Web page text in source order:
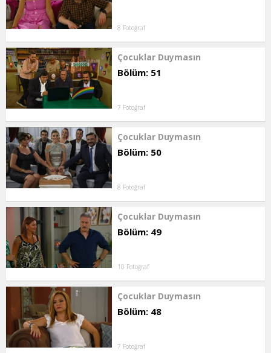
8 Fotoğraf
Çocuklar Duymasın
Bölüm: 51
7 Fotoğraf
Çocuklar Duymasın
Bölüm: 50
8 Fotoğraf
Çocuklar Duymasın
Bölüm: 49
10 Fotoğraf
Çocuklar Duymasın
Bölüm: 48
7 Fotoğraf